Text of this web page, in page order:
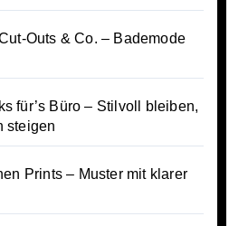
Outs & Co. – Bademode
für’s Büro – Stilvoll bleiben,
steigen
Prints – Muster mit klarer